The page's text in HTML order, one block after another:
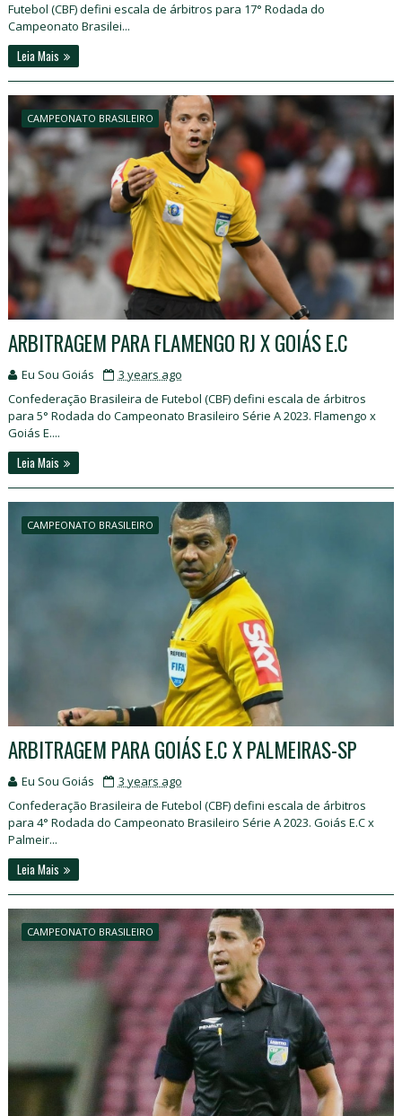
Futebol (CBF) defini escala de árbitros para 17° Rodada do
Campeonato Brasilei...
Leia Mais
CAMPEONATO BRASILEIRO
ARBITRAGEM PARA FLAMENGO RJ X GOIÁS E.C
Eu Sou Goiás
3 years ago
Confederação Brasileira de Futebol (CBF) defini escala de árbitros
para 5° Rodada do Campeonato Brasileiro Série A 2023. Flamengo x
Goiás E....
Leia Mais
CAMPEONATO BRASILEIRO
ARBITRAGEM PARA GOIÁS E.C X PALMEIRAS-SP
Eu Sou Goiás
3 years ago
Confederação Brasileira de Futebol (CBF) defini escala de árbitros
para 4° Rodada do Campeonato Brasileiro Série A 2023. Goiás E.C x
Palmeir...
Leia Mais
CAMPEONATO BRASILEIRO